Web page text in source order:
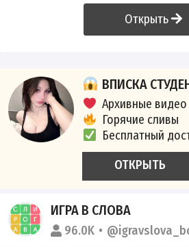
Открыть
ВПИСКА
Архивные видео
Горячие сливы
Бесплатный
ОТКРЫТЬ
ИГРА В СЛОВА
96.0K